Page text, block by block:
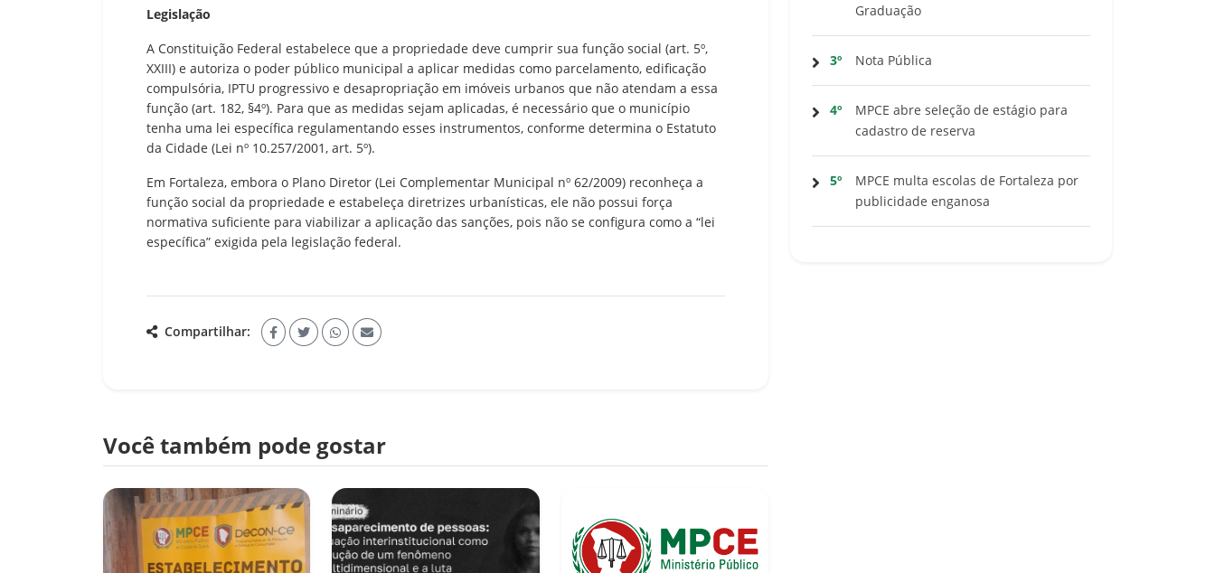
Legislação
A Constituição Federal estabelece que a propriedade deve cumprir sua função social (art. 5º,
XXIII) e autoriza o poder público municipal a aplicar medidas como parcelamento, edificação
compulsória, IPTU progressivo e desapropriação em imóveis urbanos que não atendam a essa
função (art. 182, §4º). Para que as medidas sejam aplicadas, é necessário que o município
tenha uma lei específica regulamentando esses instrumentos, conforme determina o Estatuto
da Cidade (Lei nº 10.257/2001, art. 5º).
Em Fortaleza, embora o Plano Diretor (Lei Complementar Municipal nº 62/2009) reconheça a
função social da propriedade e estabeleça diretrizes urbanísticas, ele não possui força
normativa suficiente para viabilizar a aplicação das sanções, pois não se configura como a “lei
específica” exigida pela legislação federal.
Compartilhar:
Você também pode gostar
Graduação
3º Nota Pública
4º
MPCE abre seleção de estágio para
cadastro de reserva
5º
MPCE multa escolas de Fortaleza por
publicidade enganosa